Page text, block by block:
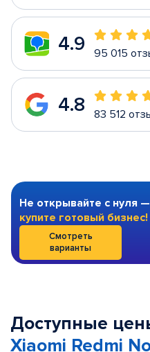
4.9 95 015
4.8 83 512
Не открывайте с нуля —
купите готовый бизнес!
Смотреть
варианты
Доступные
Xiaomi Redmi